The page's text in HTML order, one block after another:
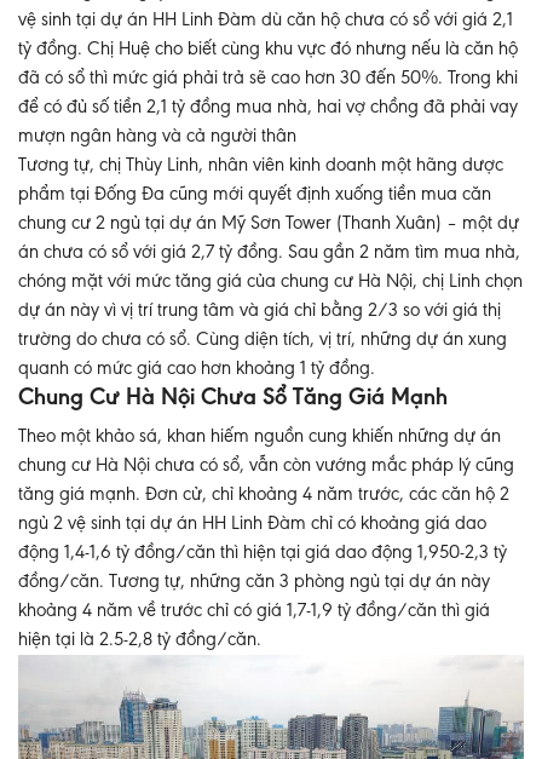
vệ sinh tại dự án HH Linh Đàm dù căn hộ chưa có sổ với giá 2,1
tỷ đồng. Chị Huệ cho biết cùng khu vực đó nhưng nếu là căn hộ
đã có sổ thì mức giá phải trả sẽ cao hơn 30 đến 50%. Trong khi
để có đủ số tiền 2,1 tỷ đồng mua nhà, hai vợ chồng đã phải vay
mượn ngân hàng và cả người thân
Tương tự, chị Thùy Linh, nhân viên kinh doanh một hãng dược
phẩm tại Đống Đa cũng mới quyết định xuống tiền mua căn
chung cư 2 ngủ tại dự án Mỹ Sơn Tower (Thanh Xuân) – một dự
án chưa có sổ với giá 2,7 tỷ đồng. Sau gần 2 năm tìm mua nhà,
chóng mặt với mức tăng giá của chung cư Hà Nội, chị Linh chọn
dự án này vì vị trí trung tâm và giá chỉ bằng 2/3 so với giá thị
trường do chưa có sổ. Cùng diện tích, vị trí, những dự án xung
quanh có mức giá cao hơn khoảng 1 tỷ đồng.
Chung Cư Hà Nội Chưa Sổ Tăng Giá Mạnh
Theo một khảo sá, khan hiếm nguồn cung khiến những dự án
chung cư Hà Nội chưa có sổ, vẫn còn vướng mắc pháp lý cũng
tăng giá mạnh. Đơn cử, chỉ khoảng 4 năm trước, các căn hộ 2
ngủ 2 vệ sinh tại dự án HH Linh Đàm chỉ có khoảng giá dao
động 1,4-1,6 tỷ đồng/căn thì hiện tại giá dao động 1,950-2,3 tỷ
đồng/căn. Tương tự, những căn 3 phòng ngủ tại dự án này
khoảng 4 năm về trước chỉ có giá 1,7-1,9 tỷ đồng/căn thì giá
hiện tại là 2.5-2,8 tỷ đồng/căn.